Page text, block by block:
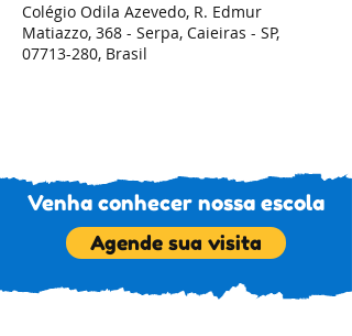
Colégio Odila Azevedo, R. Edmur
Matiazzo, 368 - Serpa, Caieiras - SP,
07713-280, Brasil
Venha conhecer nossa escola
Agende sua visita